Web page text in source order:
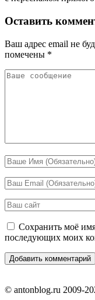
Оставить
Ваш адрес email не
помечены *
Сохранить моё
последующих моих
© antonblog.ru 2009-